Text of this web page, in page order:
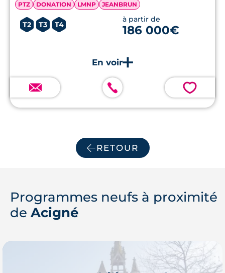
PTZ DONATION LMNP JEANBRUN
T2 T3 T4
à partir de
186 000€
💗
RETOUR
Programmes neufs à proximité
de Acigné